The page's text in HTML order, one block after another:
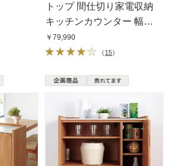
トップ 間仕切り家電収納
キッチンカウンター 幅
120cm
￥79,990
（ 15）